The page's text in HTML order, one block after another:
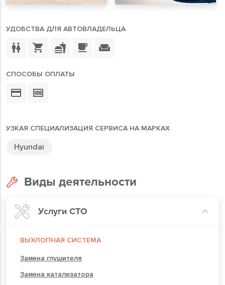
УДОБСТВА ДЛЯ АВТОВЛАДЕЛЬЦА
СПОСОБЫ ОПЛАТЫ
УЗКАЯ СПЕЦИАЛИЗАЦИЯ СЕРВИСА НА МАРКАХ
Hyundai
Виды деятельности
Услуги СТО
ВЫХЛОПНАЯ СИСТЕМА
Замена глушителя
Замена катализатора